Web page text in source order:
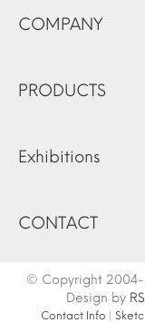
COMPANY
PRODUCTS
Exhibitions
CONTACT
© Copyright
Design by
Contact Info